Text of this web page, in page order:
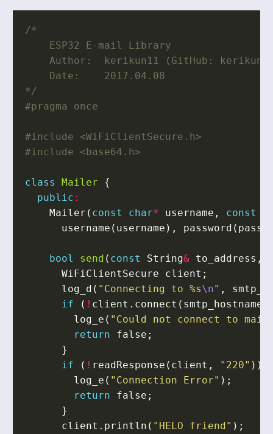
*/
#include
<WiFiClientSecure.h>
#include
<base64.h>
class Mailer
{
public :
Mailer ( const char* username , const
username ( username ), password (
bool send ( const String& to_address ,
WiFiClientSecure
client ;
log_d ( "Connecting to %s\n" ,
if
( ! client . connect ( smtp_hostname
log_e ( "Could not connect to
return
false ;
}
if
( ! readResponse ( client , "220" ))
log_e ( "Connection Error" );
return
false ;
}
client . println ( "HELO friend" );